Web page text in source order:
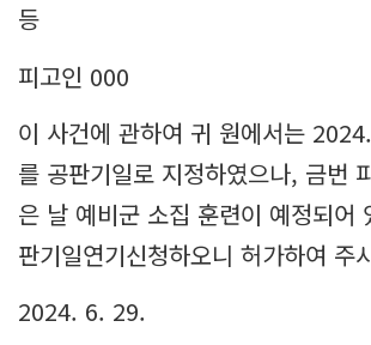
등
피고인 000
이 사건에 관하여 귀 원에서는
를 공판기일로 지정하였으나, 금번
은 날 예비군 소집 훈련이 예정되어
판기일연기신청하오니 허가하여 주
2024. 6. 29.